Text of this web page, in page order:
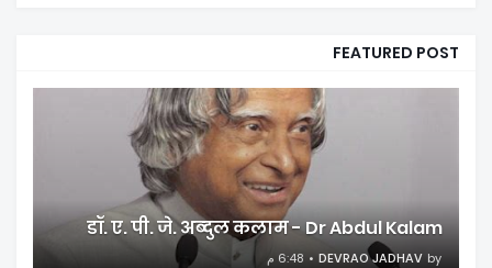
FEATURED POST
डॉ. ए. पी. जे. अब्दुल कलाम - Dr Abdul Kalam
by
DEVRAO JADHAV 6:48 م